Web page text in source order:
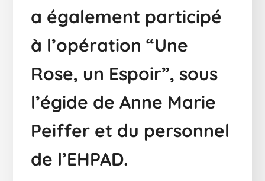
a également participé
à l’opération “Une
Rose, un Espoir”, sous
l’égide de Anne Marie
Peiffer et du personnel
de l’EHPAD.